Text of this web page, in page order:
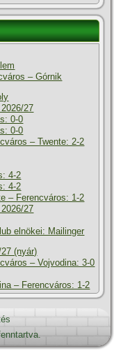
– Górnik
27
0-0
0-0
– Twente: 2-2
4-2
4-2
– Ferencváros: 1-2
27
elnökei: Mailinger
(nyár)
– Vojvodina: 3-0
– Ferencváros: 1-2